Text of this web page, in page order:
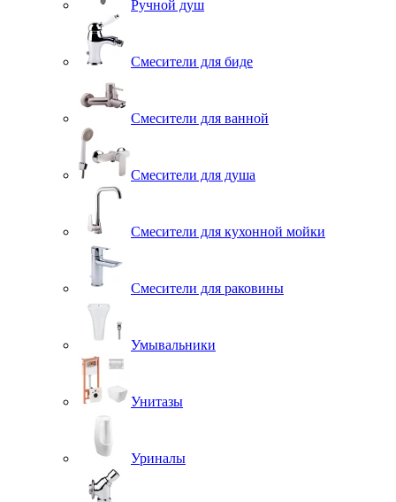
Ручной душ
Смесители для биде
Смесители для ванной
Смесители для душа
Смесители для кухонной мойки
Смесители для раковины
Умывальники
Унитазы
Уриналы